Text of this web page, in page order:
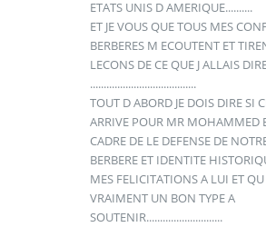
ETATS UNIS D AMERIQUE..........
ET JE VOUS QUE TOUS MES
BERBERES M ECOUTENT ET
LECONS DE CE QUE J ALLAIS
.......................................
TOUT D ABORD JE DOIS DIRE SI
ARRIVE POUR MR MOHAMMED
CADRE DE LE DEFENSE DE
BERBERE ET IDENTITE
MES FELICITATIONS A LUI ET
VRAIMENT UN BON TYPE A
SOUTENIR............................